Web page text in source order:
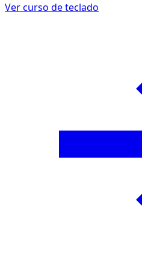
Ver curso de teclado